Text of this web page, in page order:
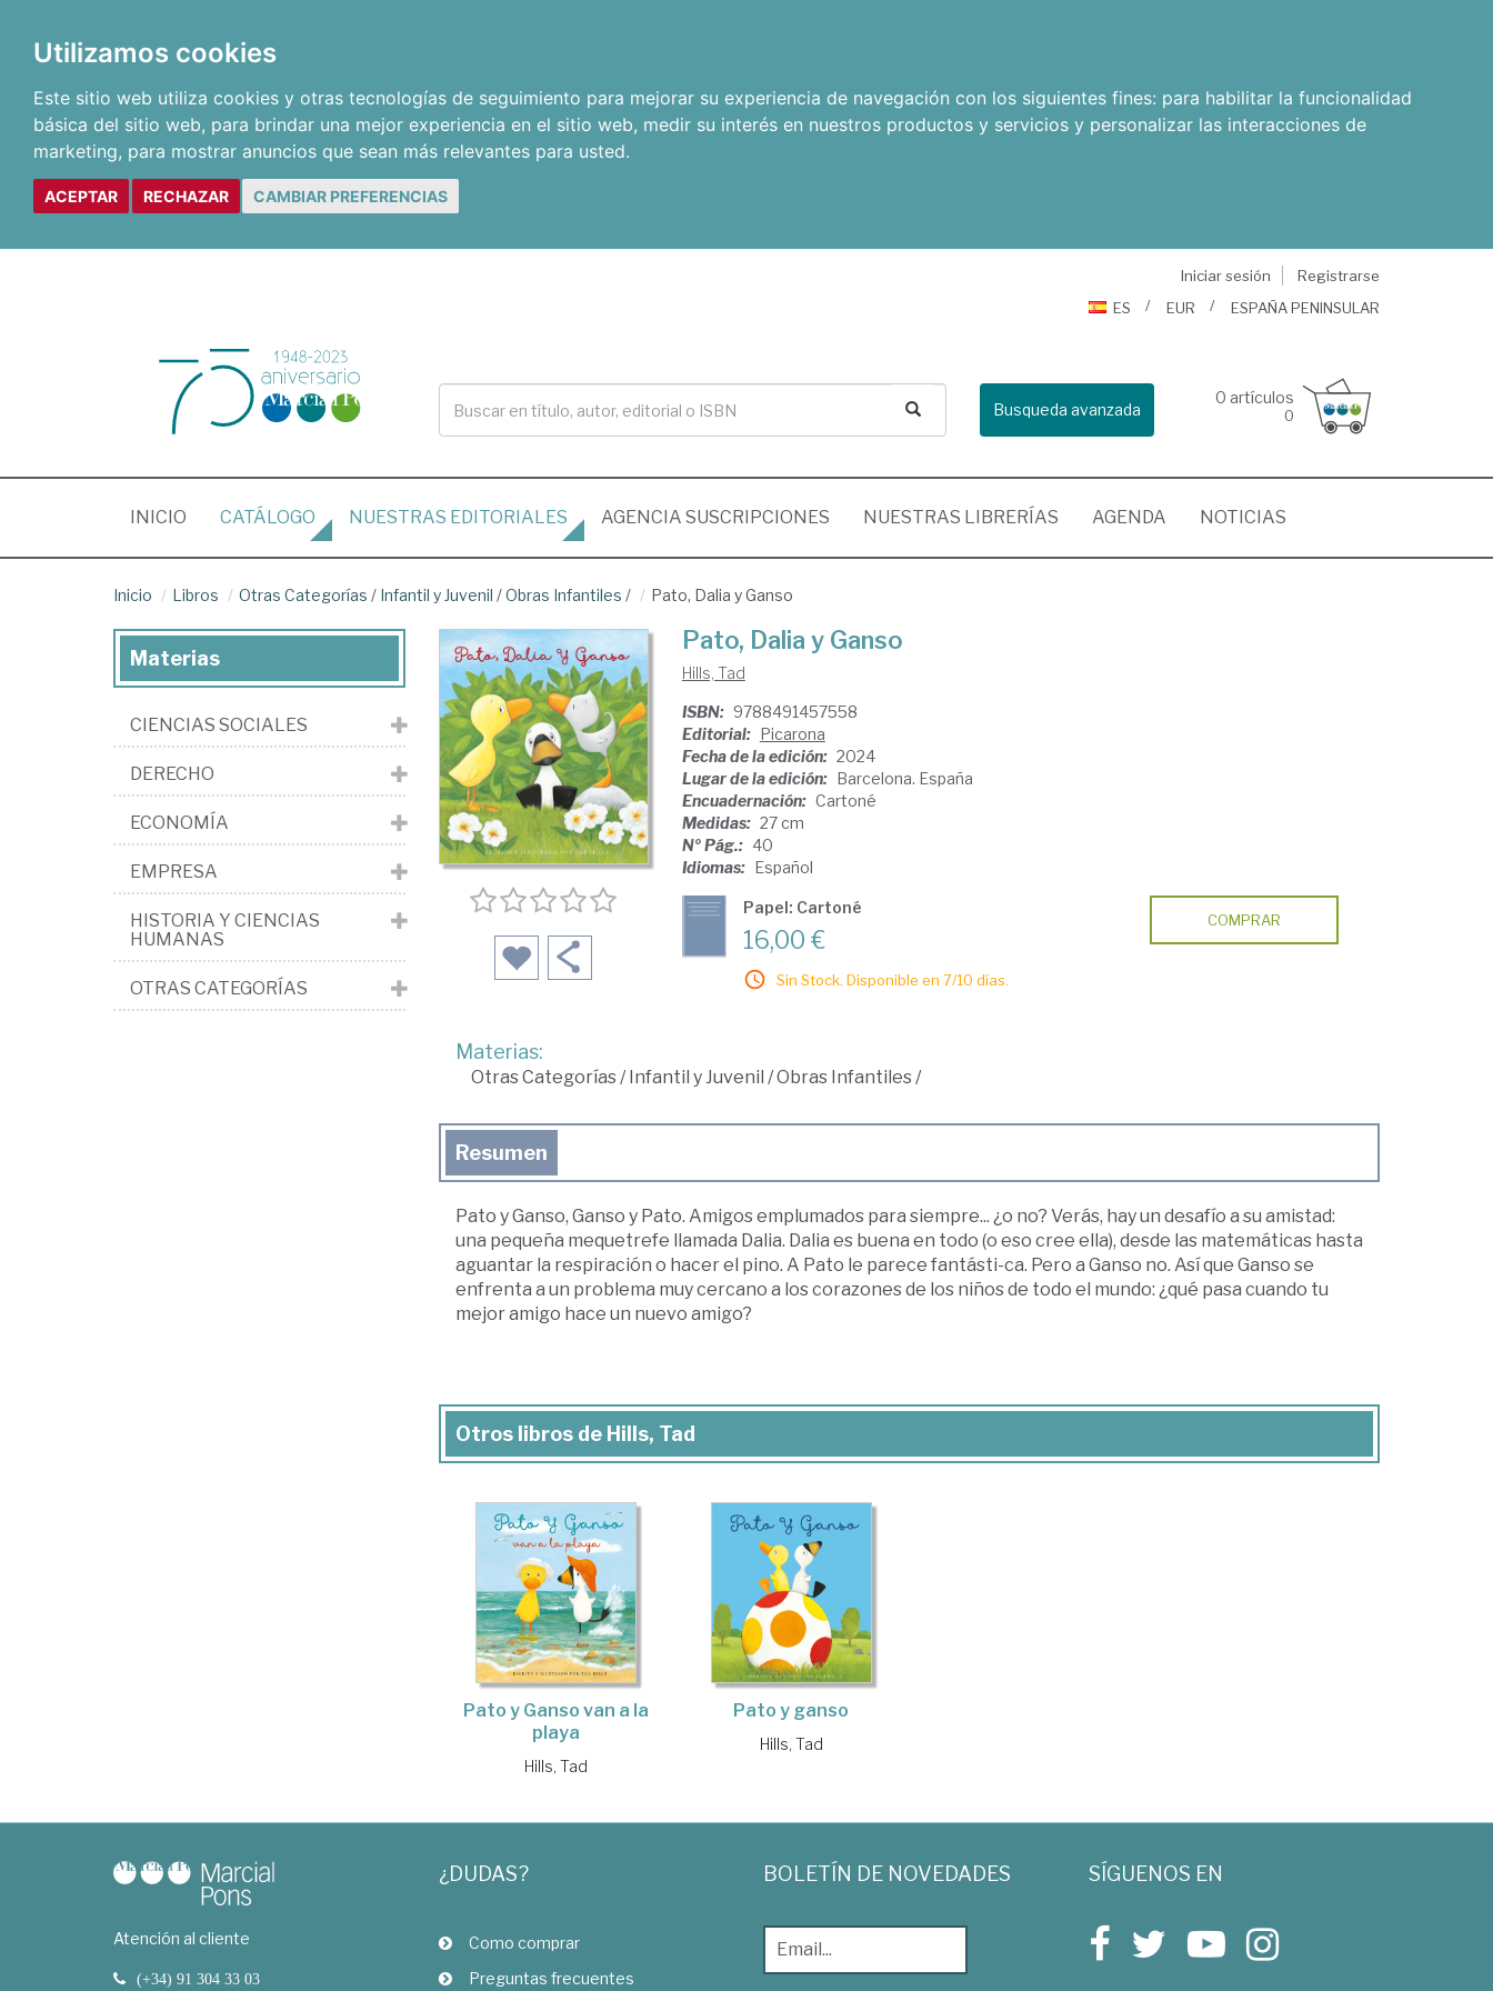
Utilizamos cookies
Este sitio web utiliza cookies y otras tecnologías de seguimiento para mejorar su experiencia de navegación con los siguientes fines: para habilitar la funcionalidad
básica del sitio web, para brindar una mejor experiencia en el sitio web, medir su interés en nuestros productos y servicios y personalizar las interacciones de
marketing, para mostrar anuncios que sean más relevantes para usted.
ACEPTAR RECHAZAR CAMBIAR PREFERENCIAS
Iniciar sesión
Registrarse
ES
EUR ESPAÑA PENINSULAR
Busqueda avanzada
0 artículos
0
INICIO (CURRENT)
CATÁLOGO NUESTRAS EDITORIALES AGENCIA SUSCRIPCIONES NUESTRAS LIBRERÍAS AGENDA NOTICIAS
Inicio Libros Otras Categorías / Infantil y Juvenil /Obras Infantiles / Pato, Dalia y Ganso
Pato, Dalia y Ganso
Hills, Tad
ISBN: 9788491457558
Editorial: Picarona
Fecha de la edición: 2024
Lugar de la edición: Barcelona. España
Encuadernación: Cartoné
Medidas: 27 cm
Nº Pág.: 40
Idiomas: Español
Papel: Cartoné
16,00 €
Sin Stock. Disponible en 7/10 días.
COMPRAR
Materias:
Otras Categorías/Infantil y Juvenil /Obras Infantiles/
Resumen
Pato y Ganso, Ganso y Pato. Amigos emplumados para siempre... ¿o no? Verás, hay un desafío a su amistad:
una pequeña mequetrefe llamada Dalia. Dalia es buena en todo (o eso cree ella), desde las matemáticas hasta
aguantar la respiración o hacer el pino. A Pato le parece fantásti-ca. Pero a Ganso no. Así que Ganso se
enfrenta a un problema muy cercano a los corazones de los niños de todo el mundo: ¿qué pasa cuando tu
mejor amigo hace un nuevo amigo?
Otros libros de Hills, Tad
Pato y Ganso van a la
playa
Hills, Tad
Pato y ganso
Hills, Tad
Materias
CIENCIAS SOCIALES
DERECHO
ECONOMÍA
EMPRESA
HISTORIA Y CIENCIAS
HUMANAS
OTRAS CATEGORÍAS
Atención al cliente
(+34) 91 304 33 03
¿DUDAS?
Como comprar
Preguntas frecuentes
BOLETÍN DE NOVEDADES SÍGUENOS EN